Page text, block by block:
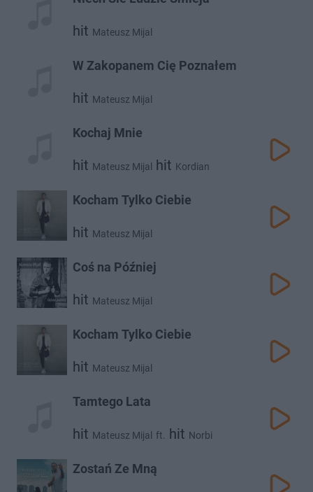
hit Mateusz Mijal
W Zakopanem Cię Poznałem
hit Mateusz Mijal
Kochaj Mnie
hit Mateusz Mijal hit Kordian
Kocham Tylko Ciebie
hit Mateusz Mijal
Coś na Później
hit Mateusz Mijal
Kocham Tylko Ciebie
hit Mateusz Mijal
Tamtego Lata
hit Mateusz Mijal ft. hit Norbi
Zostań Ze Mną